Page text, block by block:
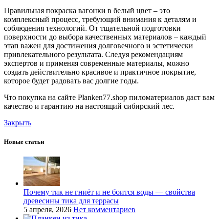
Правильная покраска вагонки в белый цвет – это
комплексный процесс, требующий внимания к деталям и
соблюдения технологий. От тщательной подготовки
поверхности до выбора качественных материалов – каждый
этап важен для достижения долговечного и эстетически
привлекательного результата. Следуя рекомендациям
экспертов и применяя современные материалы, можно
создать действительно красивое и практичное покрытие,
которое будет радовать вас долгие годы.
Что покупка на сайте Planken77.shop пиломатериалов даст вам
качество и гарантию на настоящий сибирский лес.
Закрыть
Новые статьи
Почему тик не гниёт и не боится воды — свойства
древесины тика для террасы
5 апреля, 2026 Нет комментариев